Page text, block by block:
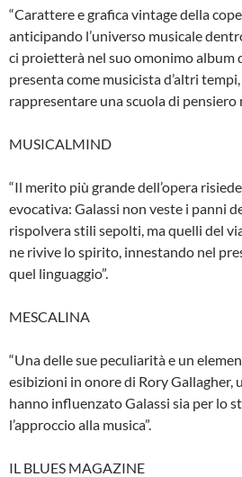
“Carattere e grafica vintage della
anticipando l’universo musicale
ci proietterà nel suo omonimo album
presenta come musicista d’altri
rappresentare una scuola di pensiero
MUSICALMIND
“Il merito più grande dell’opera
evocativa: Galassi non veste i panni
rispolvera stili sepolti, ma quelli del
ne rivive lo spirito, innestando nel
quel linguaggio”.
MESCALINA
“Una delle sue peculiarità e un
esibizioni in onore di Rory Gallagher,
hanno influenzato Galassi sia per lo
l’approccio alla musica”.
IL BLUES MAGAZINE